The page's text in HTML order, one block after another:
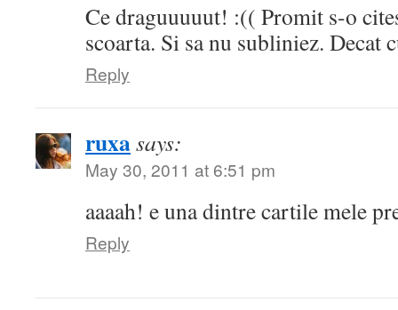
Ce draguuuuut! :(( Promit s-o
scoarta. Si sa nu subliniez. Decat
Reply
ruxasays:
May 30, 2011 at 6:51 pm
aaaah! e una dintre cartile mele
Reply